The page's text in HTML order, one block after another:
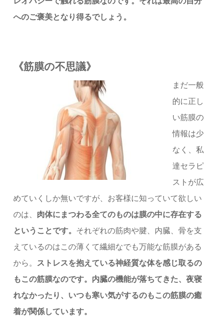
へのご褒美となり得るでしょう。
《筋膜の不思議》
まだ一般
的に正し
い筋膜の
情報は少
なく、私
達セラピ
ストが広
めていくしか無いですが、お客様に知っていて欲しい
のは、 肉体にまつわる全てのものは膜の中に存在する
ということです。 それぞれの筋肉や腱、内臓、骨を支
えているのはこの薄くて繊細なでも万能な筋膜がある
から。 ストレスを抱えている神経質な体を感じ取るの
もこの筋膜なのです。内臓の機能が落ちてきた、夜寝
れなかったり、いつも寒い気がするのもこの筋膜の癒
着が関係しています。